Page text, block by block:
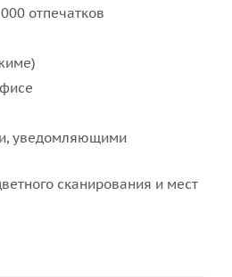
отпечатков
уведомляющими
сканирования и мест